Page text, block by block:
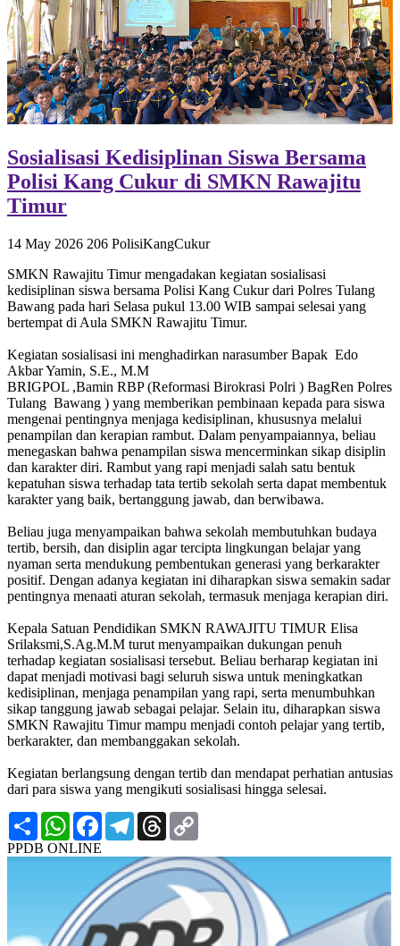
Sosialisasi Kedisiplinan Siswa Bersama
Polisi Kang Cukur di SMKN Rawajitu
Timur
14 May 2026 206 PolisiKangCukur
SMKN Rawajitu Timur mengadakan kegiatan sosialisasi
kedisiplinan siswa bersama Polisi Kang Cukur dari Polres Tulang
Bawang pada hari Selasa pukul 13.00 WIB sampai selesai yang
bertempat di Aula SMKN Rawajitu Timur.
Kegiatan sosialisasi ini menghadirkan narasumber Bapak Edo
Akbar Yamin, S.E., M.M
BRIGPOL ,Bamin RBP (Reformasi Birokrasi Polri ) BagRen Polres
Tulang Bawang ) yang memberikan pembinaan kepada para siswa
mengenai pentingnya menjaga kedisiplinan, khususnya melalui
penampilan dan kerapian rambut. Dalam penyampaiannya, beliau
menegaskan bahwa penampilan siswa mencerminkan sikap disiplin
dan karakter diri. Rambut yang rapi menjadi salah satu bentuk
kepatuhan siswa terhadap tata tertib sekolah serta dapat membentuk
karakter yang baik, bertanggung jawab, dan berwibawa.
Beliau juga menyampaikan bahwa sekolah membutuhkan budaya
tertib, bersih, dan disiplin agar tercipta lingkungan belajar yang
nyaman serta mendukung pembentukan generasi yang berkarakter
positif. Dengan adanya kegiatan ini diharapkan siswa semakin sadar
pentingnya menaati aturan sekolah, termasuk menjaga kerapian diri.
Kepala Satuan Pendidikan SMKN RAWAJITU TIMUR Elisa
Srilaksmi,S.Ag.M.M turut menyampaikan dukungan penuh
terhadap kegiatan sosialisasi tersebut. Beliau berharap kegiatan ini
dapat menjadi motivasi bagi seluruh siswa untuk meningkatkan
kedisiplinan, menjaga penampilan yang rapi, serta menumbuhkan
sikap tanggung jawab sebagai pelajar. Selain itu, diharapkan siswa
SMKN Rawajitu Timur mampu menjadi contoh pelajar yang tertib,
berkarakter, dan membanggakan sekolah.
Kegiatan berlangsung dengan tertib dan mendapat perhatian antusias
dari para siswa yang mengikuti sosialisasi hingga selesai.
Share WhatsAppFacebookTelegramThreads
PPDB ONLINE